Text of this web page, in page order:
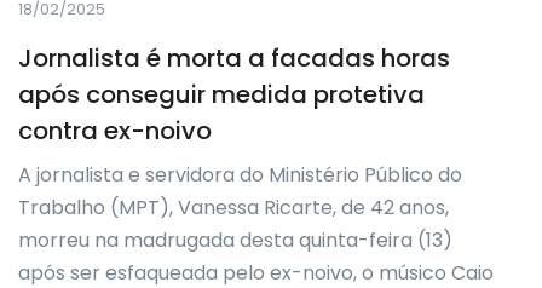
18/02/2025
Jornalista é morta a facadas horas
após conseguir medida protetiva
contra ex-noivo
A jornalista e servidora do Ministério Público do
Trabalho (MPT), Vanessa Ricarte, de 42 anos,
morreu na madrugada desta quinta-feira (13)
após ser esfaqueada pelo ex-noivo, o músico Caio